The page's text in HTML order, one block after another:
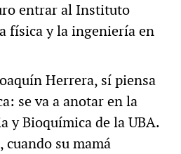
entrar al Instituto
física y la ingeniería en
Herrera, sí piensa
se va a anotar en la
y Bioquímica de la UBA.
cuando su mamá